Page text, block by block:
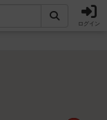
ログイン